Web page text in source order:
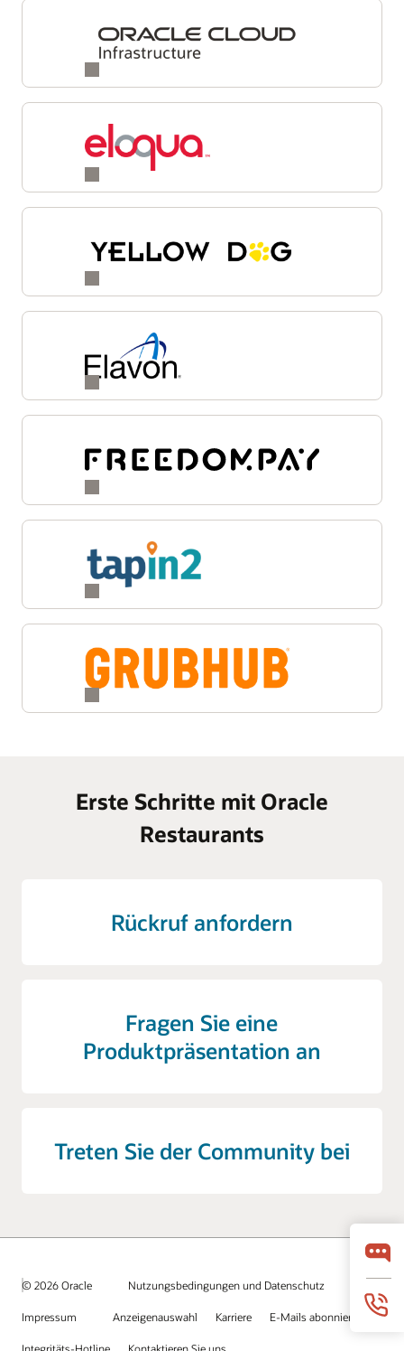
Erste Schritte mit Oracle
Restaurants
Rückruf anfordern
Fragen Sie eine
Produktpräsentation an
Treten Sie der Community bei
© 2026 Oracle Nutzungsbedingungen und Datenschutz
Impressum Anzeigenauswahl Karriere E-Mails abonnieren